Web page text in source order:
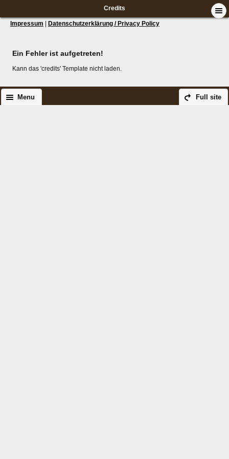
Credits
Impressum Datenschutzerklärung / Privacy Policy
Ein Fehler ist aufgetreten!
Kann das 'credits' Template nicht laden.
Full site
Menu